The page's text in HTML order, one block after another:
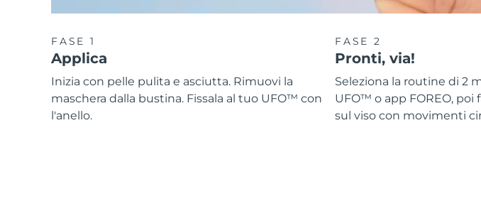
FASE 1
Applica
Inizia con pelle pulita e asciutta. Rimuovi la
maschera dalla bustina. Fissala al tuo UFO™ con
l'anello.
FASE 2
Pronti, via!
Seleziona la routine di 2
UFO™ o app FOREO, poi
sul viso con movimenti